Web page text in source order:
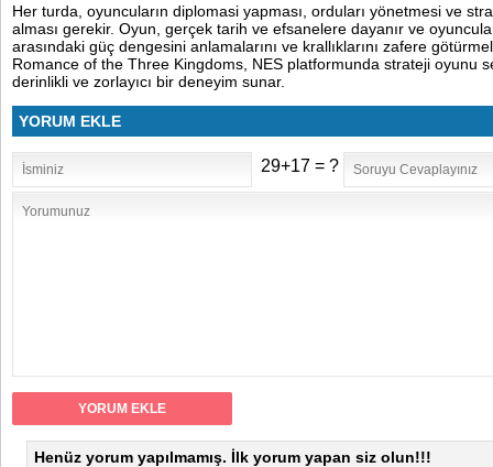
Her turda, oyuncuların diplomasi yapması, orduları yönetmesi ve
alması gerekir. Oyun, gerçek tarih ve efsanelere dayanır ve
arasındaki güç dengesini anlamalarını ve krallıklarını zafere
Romance of the Three Kingdoms, NES platformunda strateji oyunu
derinlikli ve zorlayıcı bir deneyim sunar.
YORUM EKLE
29+17 = ?
Henüz yorum yapılmamış. İlk yorum yapan siz olun!!!